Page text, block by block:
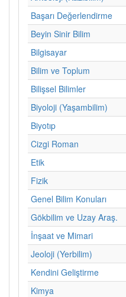
Başarı Değerlendirme
Beyin Sinir Bilim
Bilgisayar
Bilim ve Toplum
Bilişsel Bilimler
Biyoloji (Yaşambilim)
Biyotıp
Cizgi Roman
Etik
Fizik
Genel Bilim Konuları
Gökbilim ve Uzay Araş.
İnşaat ve Mimari
Jeoloji (Yerbilim)
Kendini Geliştirme
Kimya